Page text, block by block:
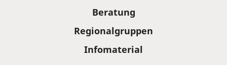
Beratung
Regionalgruppen
Infomaterial